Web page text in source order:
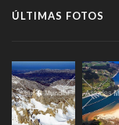
ÚLTIMAS FOTOS